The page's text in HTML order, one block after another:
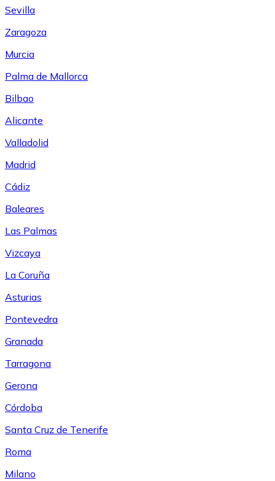
Sevilla
Zaragoza
Murcia
Palma de Mallorca
Bilbao
Alicante
Valladolid
Madrid
Cádiz
Baleares
Las Palmas
Vizcaya
La Coruña
Asturias
Pontevedra
Granada
Tarragona
Gerona
Córdoba
Santa Cruz de Tenerife
Roma
Milano